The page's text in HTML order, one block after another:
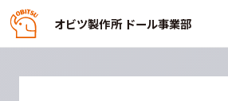
オビツ製作所 ドール事業部